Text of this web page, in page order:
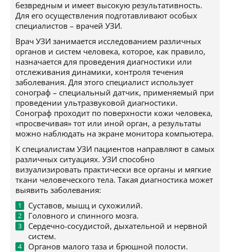
безвредным и имеет высокую результативность.
Для его осуществления подготавливают особых
специалистов – врачей УЗИ.
Врач УЗИ занимается исследованием различных
органов и систем человека, которое, как правило,
назначается для проведения диагностики или
отслеживания динамики, контроля течения
заболевания. Для этого специалист использует
сонограф – специальный датчик, применяемый при
проведении ультразвуковой диагностики.
Сонограф проходит по поверхности кожи человека,
«просвечивая» тот или иной орган, а результаты
можно наблюдать на экране монитора компьютера.
К специалистам УЗИ пациентов направляют в самых
различных ситуациях. УЗИ способно
визуализировать практически все органы и мягкие
ткани человеческого тела. Такая диагностика может
выявить заболевания:
Суставов, мышц и сухожилий.
Головного и спинного мозга.
Сердечно-сосудистой, дыхательной и нервной
систем.
Органов малого таза и брюшной полости.